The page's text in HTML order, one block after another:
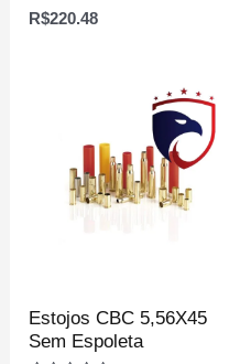
Avaliação
R$220.48
Estojos CBC 5,56X45
Sem Espoleta